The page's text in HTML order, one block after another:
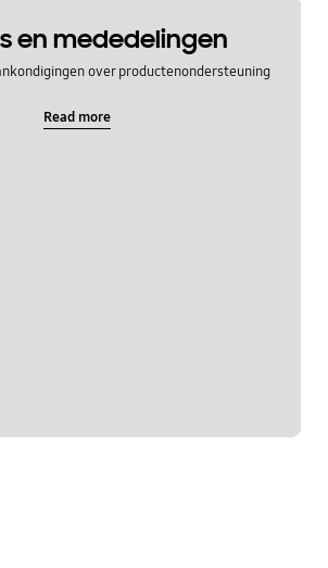
en mededelingen
over productenondersteuning
Read more